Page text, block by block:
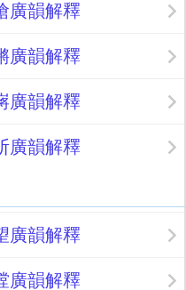
廣韻解釋
廣韻解釋
廣韻解釋
廣韻解釋
廣韻解釋
廣韻解釋